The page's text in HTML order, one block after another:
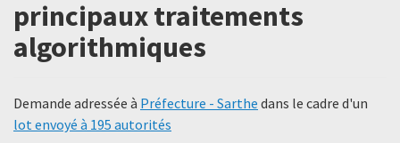
principaux traitements
algorithmiques
Demande adressée à Préfecture - Sarthe dans le cadre d'un
lot envoyé à 195 autorités